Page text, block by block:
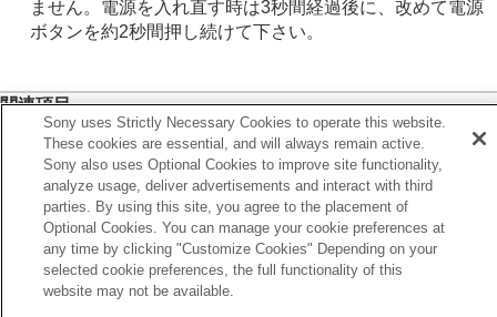
ません。電源を入れ直す時は3秒間経過後に、改めて電源
ボタンを約2秒間押し続けて下さい。
関連項目
ヘッドセットの電源を入れる
“INZONE Hub” でできること
“Sound Connect”アプリでできること
ドセットの電源を入れる
Sony uses Strictly Necessary Cookies to operate this website.
These cookies are essential, and will always remain active.
Sony also uses Optional Cookies to improve site functionality,
analyze usage, deliver advertisements and interact with third
parties. By using this site, you agree to the placement of
Optional Cookies. You can manage your cookie preferences at
any time by clicking "Customize Cookies" Depending on your
selected cookie preferences, the full functionality of this
website may not be available.